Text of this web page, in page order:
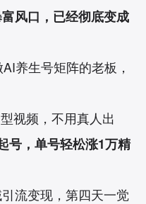
风口，已经彻底变成
养生号矩阵的老板，
视频，不用真人出
号，单号轻松涨1万精
流变现，第四天一觉